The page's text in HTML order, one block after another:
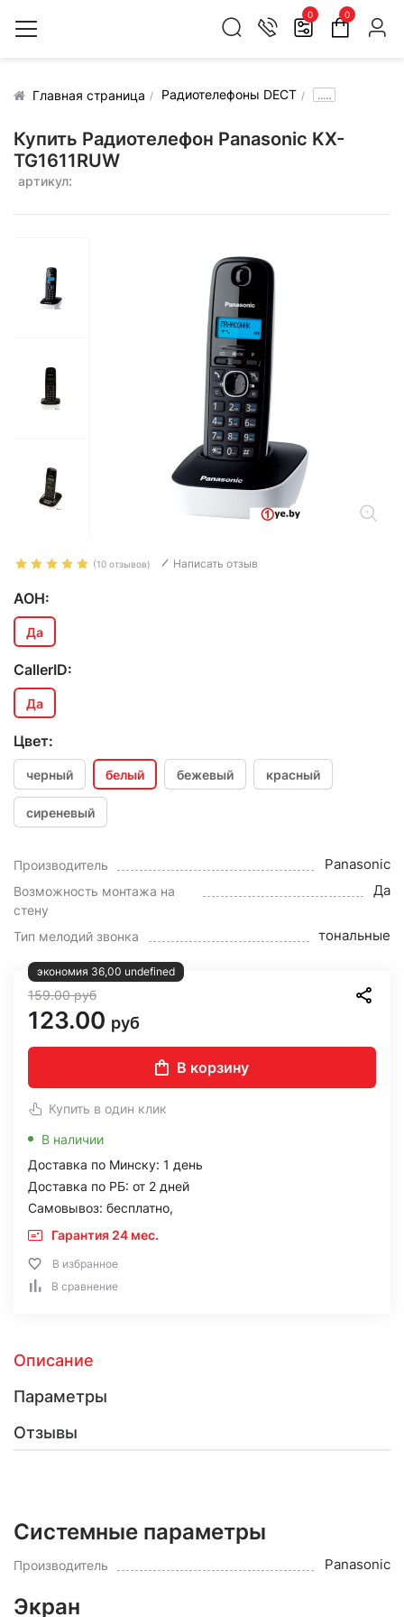
0 0
Главная страница Радиотелефоны DECT .....
Купить Радиотелефон Panasonic KX-
TG1611RUW
артикул:
(10 отзывов) Написать отзыв
АОН:
Да
CallerID:
Да
Цвет:
черный белый бежевый красный
сиреневый
Производитель Panasonic
Возможность монтажа на
стену
Да
Тип мелодий звонка тональные
экономия 36,00 undefined
159.00руб
123.00 руб
В корзину
Купить в один клик
В наличии
Доставка по Минску: 1 день
Доставка по РБ: от 2 дней
Самовывоз: бесплатно,
Гарантия 24 мес.
В избранное
В сравнение
Описание
Параметры
Отзывы
Системные параметры
Производитель Panasonic
Экран